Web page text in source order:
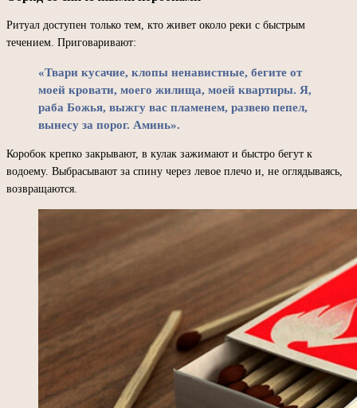
Ритуал доступен только тем, кто живет около реки с быстрым
течением. Приговаривают:
«Твари кусачие, клопы ненавистные, бегите от
моей кровати, моего жилища, моей квартиры. Я,
раба Божья, выжгу вас пламенем, развею пепел,
вынесу за порог. Аминь».
Коробок крепко закрывают, в кулак зажимают и быстро бегут к
водоему. Выбрасывают за спину через левое плечо и, не оглядываясь,
возвращаются.